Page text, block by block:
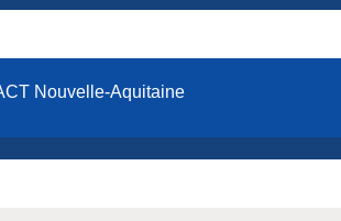
Nouvelle-Aquitaine